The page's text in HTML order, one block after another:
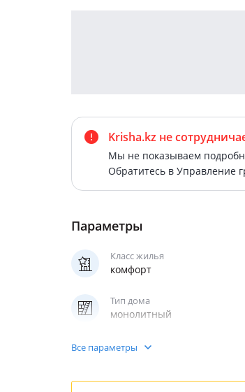
Krisha.kz не
Мы не показываем
Обратитесь в Управление
Параметры
Класс жилья
комфорт
Тип дома
монолитный
Паркинг
Все параметры